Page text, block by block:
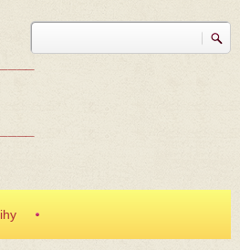
Vyhľadávanie